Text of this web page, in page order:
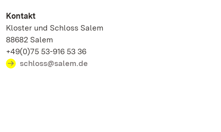
Kontakt
Kloster und Schloss Salem
88682 Salem
+49(0)75 53-916 53 36
schloss@salem.de